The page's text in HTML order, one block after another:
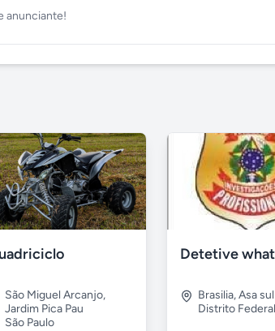
anunciante!
São Miguel Arcanjo,
Jardim Pica Pau
São Paulo
Brasilia,Asa sul
Distrito Federal